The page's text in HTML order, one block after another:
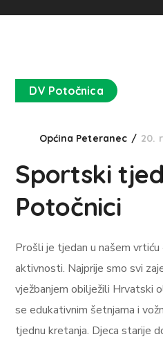
DV Potočnica
Općina Peteranec 20.
Sportski
Potočnici
Prošli je tjedan u našem
aktivnosti. Najprije smo svi
vježbanjem obilježili Hrvatski
se edukativnim šetnjama i
tjednu kretanja. Djeca starije